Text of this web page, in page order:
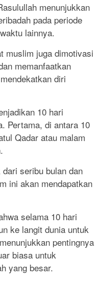
menunjukkan
pada periode
lainnya.
muslim juga dimotivasi
memanfaatkan
diri
10 hari
Pertama, di antara 10
Qadar atau malam
seribu bulan dan
ini akan mendapatkan
selama 10 hari
ke langit dunia untuk
pentingnya
biasa untuk
yang besar.